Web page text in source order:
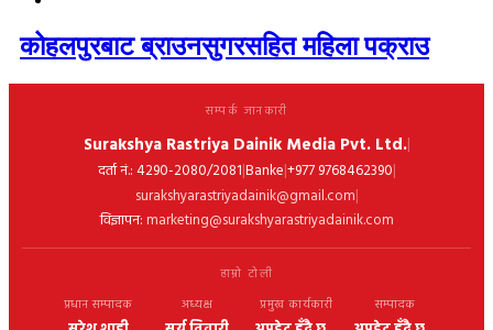
कोहलपुरबाट ब्राउनसुगरसहित महिला पक्राउ
सम्पर्क जानकारी
Surakshya Rastriya Dainik Media Pvt. Ltd.|
दर्ता नं.: 4290-2080/2081|Banke|+977 9768462390|
surakshyarastriyadainik@gmail.com|
विज्ञापन: marketing@surakshyarastriyadainik.com
हाम्रो टोली
प्रधान सम्पादक
अध्यक्ष प्रमुख कार्यकारी सम्पादक